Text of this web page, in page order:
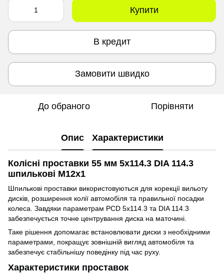
Купити
В кредит
Замовити швидко
До обраного Порівняти
Опис Характеристики
Колісні проставки 55 мм 5x114.3 DIA 114.3
шпилькові M12x1
Шпилькові проставки використовуються для корекції вильоту
дисків, розширення колії автомобіля та правильної посадки
колеса. Завдяки параметрам PCD 5x114.3 та DIA 114.3
забезпечується точне центрування диска на маточині.
Таке рішення допомагає встановлювати диски з необхідними
параметрами, покращує зовнішній вигляд автомобіля та
забезпечує стабільнішу поведінку під час руху.
Характеристики проставок